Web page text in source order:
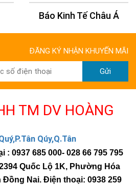
Báo Kinh Tế Châu Á
ĐĂNG KÝ NHẬN KHUYẾN MÃI
Gửi
TM DV HOÀNG
Qúy,Q.Tân
: 0937 685 000- 028 66 795 795
Quốc Lộ 1K, Phường Hóa
Đồng Nai. Điện thoại: 0938 259